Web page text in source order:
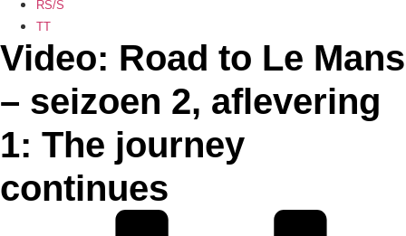
RS/S
TT
Video: Road to Le Mans
– seizoen 2, aflevering
1: The journey
continues